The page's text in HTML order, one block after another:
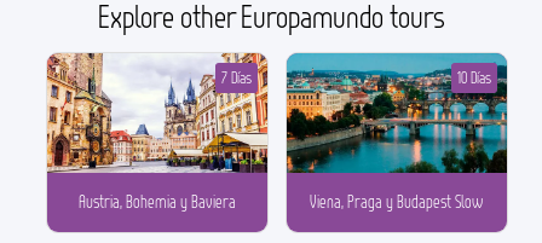
Explore other Europamundo tours
Austria, Bohemia y Baviera
7 Días
Viena, Praga y Budapest Slow
10 Días